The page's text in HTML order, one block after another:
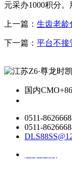
元采办1000积分。
上一篇： 生齿老龄
下一篇： 平台不接
国内CMO
0511-
0511-